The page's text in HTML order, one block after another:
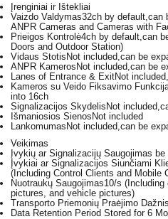
Įrenginiai ir Ištekliai
Vaizdo Valdymas32ch by default,can
ANPR Cameras and Cameras with
Prieigos Kontrolė4ch by default,can
Doors and Outdoor Station)
Vidaus StotisNot included,can be
ANPR KamerosNot included,can be
Lanes of Entrance & ExitNot
Kameros su Veido Fiksavimo
into 16ch
Signalizacijos SkydelisNot
Išmaniosios SienosNot included
LankomumasNot included,can be
Veikimas
Įvykių ar Signalizacijų Saugojimas be
Įvykiai ar Signalizacijos Siunčiami
(Including Control Clients and Mobile
Nuotraukų Saugojimas10/s
pictures, and vehicle pictures)
Transporto Priemonių Praėjimo
Data Retention Period Stored for 6